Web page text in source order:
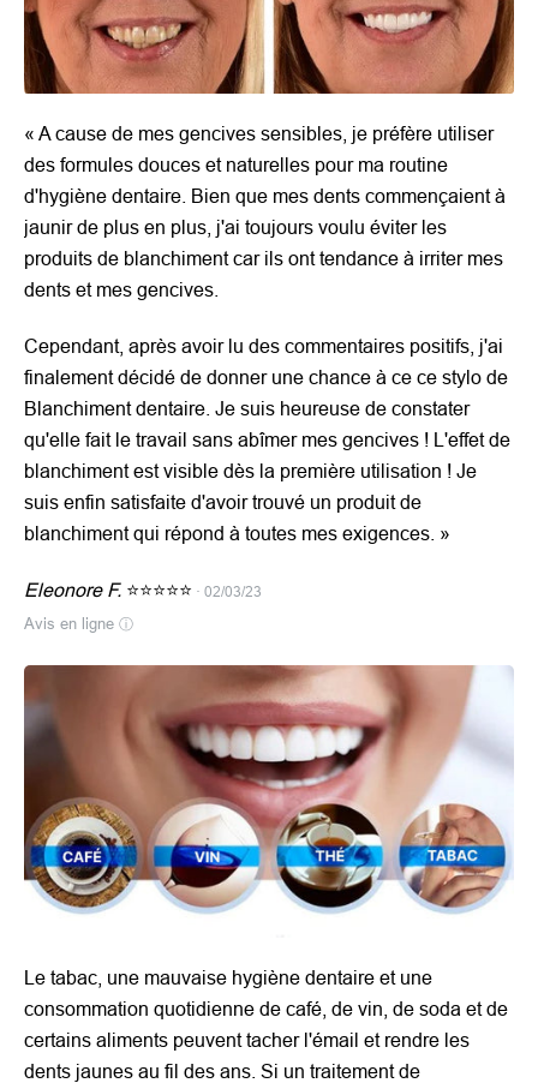
« A cause de mes gencives sensibles, je préfère utiliser
des formules douces et naturelles pour ma routine
d'hygiène dentaire. Bien que mes dents commençaient à
jaunir de plus en plus, j'ai toujours voulu éviter les
produits de blanchiment car ils ont tendance à irriter mes
dents et mes gencives.
Cependant, après avoir lu des commentaires positifs, j'ai
finalement décidé de donner une chance à ce ce stylo de
Blanchiment dentaire. Je suis heureuse de constater
qu'elle fait le travail sans abîmer mes gencives ! L'effet de
blanchiment est visible dès la première utilisation ! Je
suis enfin satisfaite d'avoir trouvé un produit de
blanchiment qui répond à toutes mes exigences. »
Eleonore F. ⭐⭐⭐⭐⭐ · 02/03/23
Avis en ligne ⓘ
Le tabac, une mauvaise hygiène dentaire et une
consommation quotidienne de café, de vin, de soda et de
certains aliments peuvent tacher l'émail et rendre les
dents jaunes au fil des ans. Si un traitement de